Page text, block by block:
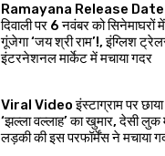
Ramayana Release Date
दिवाली पर 6 नवंबर को सिनेमाघरों में
गूंजेगा ‘जय श्री राम’!, इंग्लिश
इंटरनेशनल मार्केट में मचाया गदर
Viral Video इंस्टाग्राम पर छाया
‘झल्ला वल्लाह’ का खुमार, देसी लुक
लड़की की इस परफॉर्मेंस ने मचाया